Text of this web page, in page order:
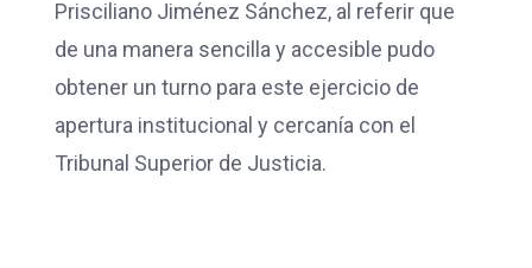
Prisciliano Jiménez Sánchez, al referir que
de una manera sencilla y accesible pudo
obtener un turno para este ejercicio de
apertura institucional y cercanía con el
Tribunal Superior de Justicia.